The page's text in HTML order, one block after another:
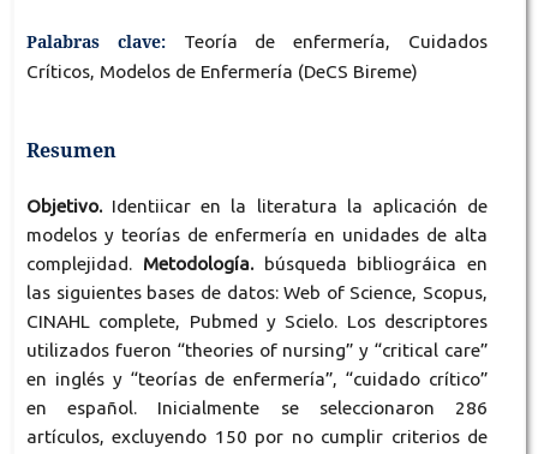
Palabras clave:
Teoría de enfermería, Cuidados
Críticos, Modelos de Enfermería (DeCS Bireme)
Resumen
Objetivo. Identiicar en la literatura la aplicación de
modelos y teorías de enfermería en unidades de alta
complejidad. Metodología. búsqueda bibliográica en
las siguientes bases de datos: Web of Science, Scopus,
CINAHL complete, Pubmed y Scielo. Los descriptores
utilizados fueron “theories of nursing” y “critical care”
en inglés y “teorías de enfermería”, “cuidado crítico”
en español. Inicialmente se seleccionaron 286
artículos, excluyendo 150 por no cumplir criterios de